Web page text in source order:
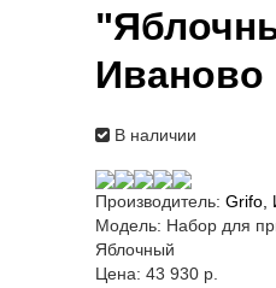
Иваново
В наличии
Производитель: Grifo,
Модель: Набор для
Яблочный
Цена: 43 930 p.